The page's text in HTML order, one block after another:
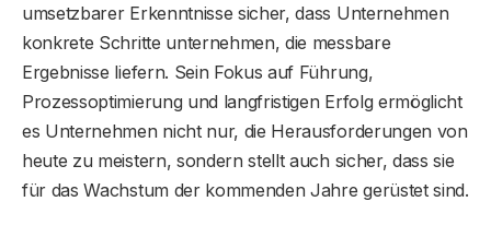
umsetzbarer Erkenntnisse sicher, dass Unternehmen
konkrete Schritte unternehmen, die messbare
Ergebnisse liefern. Sein Fokus auf Führung,
Prozessoptimierung und langfristigen Erfolg ermöglicht
es Unternehmen nicht nur, die Herausforderungen von
heute zu meistern, sondern stellt auch sicher, dass sie
für das Wachstum der kommenden Jahre gerüstet sind.